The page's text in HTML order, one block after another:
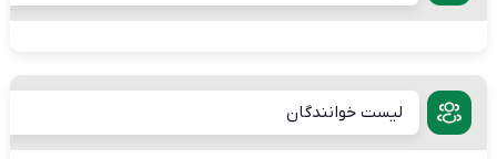
لیست خوانندگان